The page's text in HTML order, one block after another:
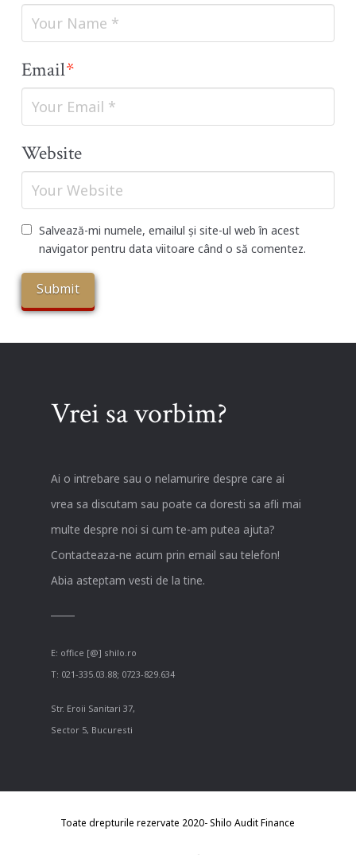
Email*
Website
Salvează-mi numele, emailul și site-ul web în acest
navigator pentru data viitoare când o să comentez.
Vrei sa vorbim?
Ai o intrebare sau o nelamurire despre care ai
vrea sa discutam sau poate ca doresti sa afli mai
multe despre noi si cum te-am putea ajuta?
Contacteaza-ne acum prin email sau telefon!
Abia asteptam vesti de la tine.
E: office [@] shilo.ro
T: 021-335.03.88; 0723-829.634
Str. Eroii Sanitari 37,
Sector 5, Bucuresti
Toate drepturile rezervate 2020- Shilo Audit Finance